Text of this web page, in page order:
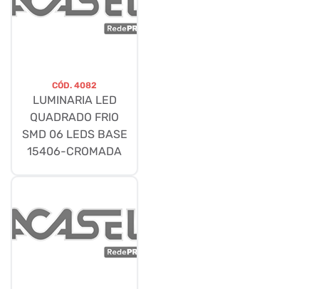
CÓD. 4082
LUMINARIA LED
QUADRADO FRIO
SMD 06 LEDS BASE
15406-CROMADA